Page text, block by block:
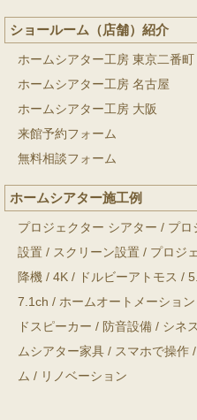
ショールーム（店舗）紹介
ホームシアター工房 東京二番町
ホームシアター工房 名古屋
ホームシアター工房 大阪
来館予約フォーム
無料相談フォーム
ホームシアター施工例
プロジェクター シアター / プロ
設置 / スクリーン設置 / プロジ
降機 / 4K / ドルビーアトモス /
7.1ch / ホームオートメーション
ドスピーカー / 防音設備 / シネ
ムシアター家具 / スマホで操作 /
ム / リノベーション